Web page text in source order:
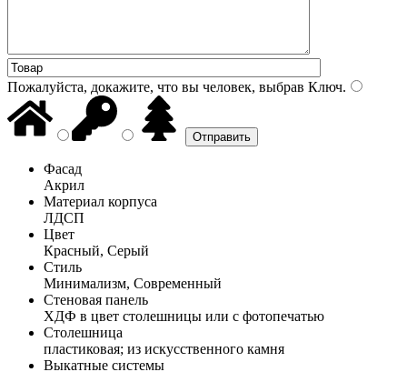
Пожалуйста, докажите, что вы человек, выбрав Ключ.
Фасад
Акрил
Материал корпуса
ЛДСП
Цвет
Красный, Серый
Стиль
Минимализм, Современный
Стеновая панель
ХДФ в цвет столешницы или с фотопечатью
Столешница
пластиковая; из искусственного камня
Выкатные системы